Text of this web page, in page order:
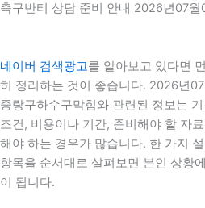
축구반티 상담 준비 안내 2026년07
네이버 검색광고를 알아보고 있다면
히 정리하는 것이 좋습니다. 2026년
중랑구하수구막힘와 관련된 정보는
조건, 비용이나 기간, 준비해야 할 자
해야 하는 경우가 많습니다. 한 가지
항목을 순서대로 살펴보면 본인 상황
이 됩니다.